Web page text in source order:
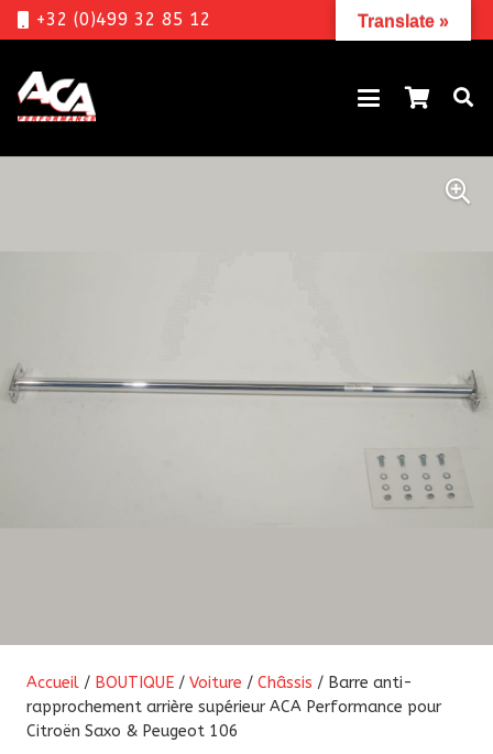
+32 (0)499 32 85 12
Accueil / BOUTIQUE / Voiture / Châssis / Barre anti-
rapprochement arrière supérieur ACA Performance pour
Citroën Saxo & Peugeot 106
Translate »